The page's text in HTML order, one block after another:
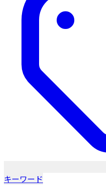
キーワード